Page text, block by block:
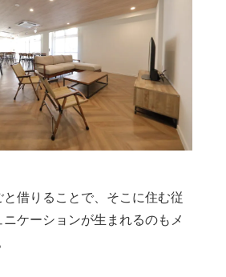
借りることで、そこに住む従
ケーションが生まれるのもメ